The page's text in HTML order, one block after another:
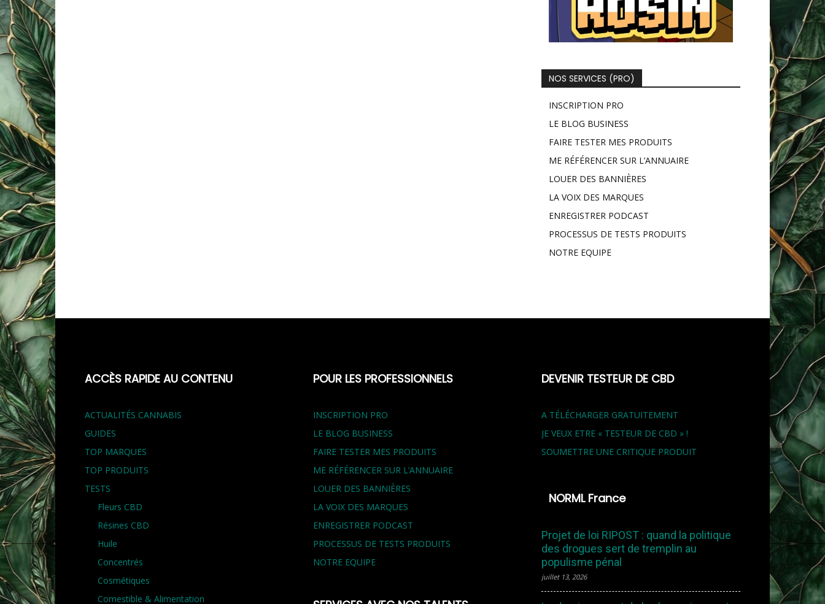
NOS SERVICES (PRO)
INSCRIPTION PRO
LE BLOG BUSINESS
FAIRE TESTER MES PRODUITS
ME RÉFÉRENCER SUR L’ANNUAIRE
LOUER DES BANNIÈRES
LA VOIX DES MARQUES
ENREGISTRER PODCAST
PROCESSUS DE TESTS PRODUITS
NOTRE EQUIPE
ACCÈS RAPIDE AU CONTENU
ACTUALITÉS CANNABIS
GUIDES
TOP MARQUES
TOP PRODUITS
TESTS
Fleurs CBD
Résines CBD
Huile
Concentrés
Cosmétiques
Comestible & Alimentation
POUR LES PROFESSIONNELS
INSCRIPTION PRO
LE BLOG BUSINESS
FAIRE TESTER MES PRODUITS
ME RÉFÉRENCER SUR L’ANNUAIRE
LOUER DES BANNIÈRES
LA VOIX DES MARQUES
ENREGISTRER PODCAST
PROCESSUS DE TESTS PRODUITS
NOTRE EQUIPE
DEVENIR TESTEUR DE CBD
A TÉLÉCHARGER GRATUITEMENT
JE VEUX ETRE « TESTEUR DE CBD » !
SOUMETTRE UNE CRITIQUE PRODUIT
NORML France
Projet de loi RIPOST : quand la politique
des drogues sert de tremplin au
populisme pénal
juillet 13, 2026